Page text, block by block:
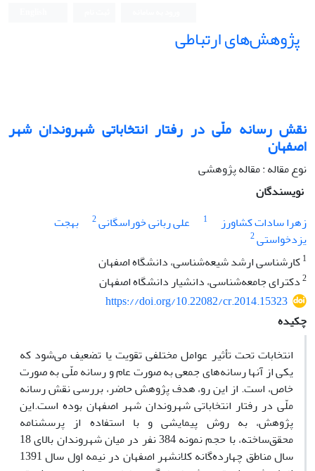
پژوهش‌های ارتباطی
نقش رسانه ملّی در رفتار انتخاباتی شهروندان شهر
اصفهان
نوع مقاله : مقاله پژوهشی
نویسندگان
زهرا سادات کشاورز
1 علی ربانی خوراسگانی2
بهجت
یزدخواستی2
1کارشناسی ارشد شیعه‌‌شناسی، دانشگاه اصفهان
2دکترای جامعه‌شناسی، دانشیار دانشگاه اصفهان
https://doi.org/10.22082/cr.2014.15323
چکیده
انتخابات تحت تأثیر عوامل مختلفی تقویت یا تضعیف می‌‌شود که
یکی از آنها رسانه‌های جمعی به صورت عام و رسانه ملّی به صورت
خاص، است. از این رو، هدف پژوهش حاضر، بررسی نقش رسانه
ملّی در رفتار انتخاباتی شهروندان شهر اصفهان بوده است.‌این
پژوهش، به روش پیمایشی و با استفاده از پرسشنامه
محقق‌ساخته، با حجم نمونه 384 نفر در میان شهروندان بالای 18
سال مناطق چهارده‌گانه کلانشهر اصفهان در نیمه اول سال 1391